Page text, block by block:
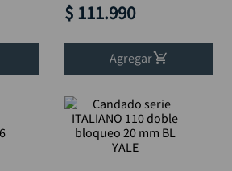
$ 111.990
Agregar